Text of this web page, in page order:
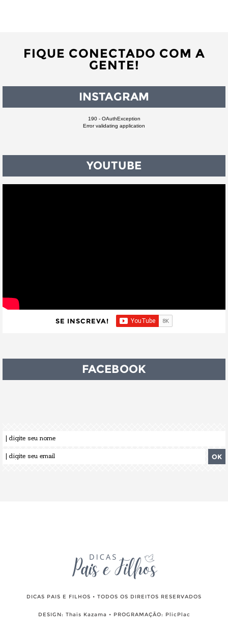
FIQUE CONECTADO COM A
GENTE!
INSTAGRAM
190 - OAuthException
Error validating application
YOUTUBE
SE INSCREVA!
FACEBOOK
DICAS PAIS E FILHOS • TODOS OS DIREITOS RESERVADOS
DESIGN: Thais Kazama • PROGRAMAÇÃO: PlicPlac